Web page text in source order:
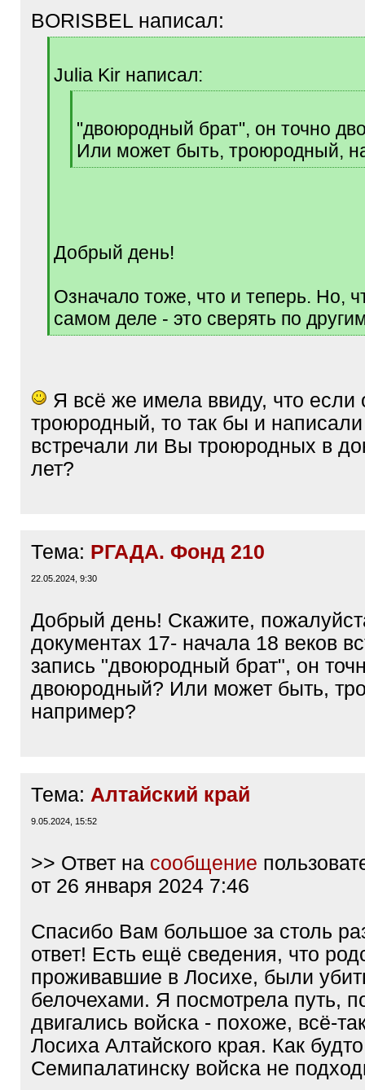
BORISBEL написал:
]Julia Kir написал:
"двоюродный брат", он точно
Или может быть, троюродный,
[
Добрый день!
Означало тоже, что и теперь. Но,
самом деле - это сверять по
[
Я всё же имела ввиду, что если
троюродный, то так бы и
встречали ли Вы троюродных в
лет?
Тема: РГАДА. Фонд 210
22.05.2024, 9:30
Добрый день! Скажите,
документах 17- начала 18 веков
запись "двоюродный брат", он
двоюродный? Или может быть,
например?
Тема: Алтайский край
9.05.2024, 15:52
>> Ответ на сообщение
от 26 января 2024 7:46
Спасибо Вам большое за столь
ответ! Есть ещё сведения, что
проживавшие в Лосихе, были
белочехами. Я посмотрела путь,
двигались войска - похоже, всё-
Лосиха Алтайского края. Как
Семипалатинску войска не